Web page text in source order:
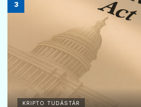
KRIPTO TUDÁSTÁR